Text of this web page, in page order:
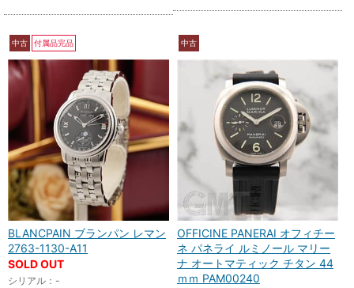
中古 付属品完品
BLANCPAIN ブランパン レマン
2763-1130-A11
SOLD OUT
シリアル：-
中古
OFFICINE PANERAI オフィチー
ネ パネライ ルミノール マリー
ナ オートマティック チタン 44
ｍｍ PAM00240